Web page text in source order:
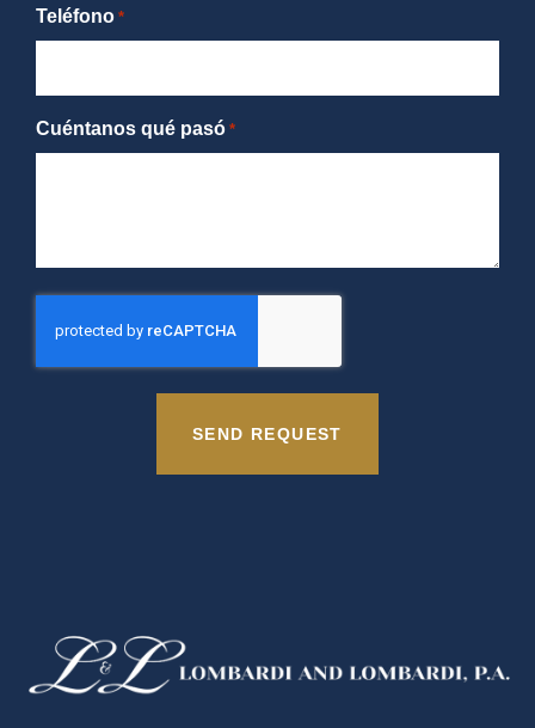
Teléfono *
Cuéntanos qué pasó *